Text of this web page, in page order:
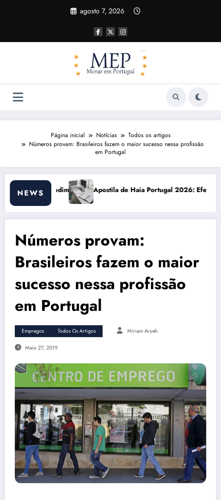
agosto 7, 2026
Página inicial Notícias
Todos os artigos
Números provam: Brasileiros fazem o maior sucesso nessa profissão
em Portugal
NEWS
de Haia Portugal 2026: Efeitos Surpreendentes e Oportunidades
Custo de
Números provam:
Brasileiros fazem o maior
sucesso nessa profissão
em Portugal
Empregos Todos Os Artigos Miriam Aryeh
Maio 27, 2019